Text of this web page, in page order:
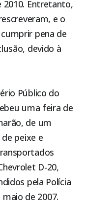
2010. Entretanto,
e o
pena de
devido à
Público do
uma feira de
de um
peixe e
D-20,
pela Polícia
de 2007.